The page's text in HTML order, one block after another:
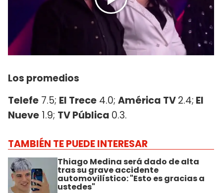
Los promedios
Telefe 7.5; El Trece 4.0; América TV2.4; El
Nueve 1.9; TV Pública 0.3.
TAMBIÉN TE PUEDE INTERESAR
Thiago Medina será dado de alta
tras su grave accidente
automovilístico: "Esto es gracias a
ustedes"